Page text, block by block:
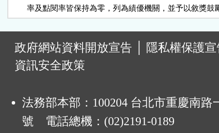
率及點閱率皆保持為零，列為績優機關，並予以敘獎鼓
政府網站資料開放宣告
隱私權保護
資訊安全政策
法務部本部：100204 台北市重慶南路
號 電話總機：(02)2191-0189